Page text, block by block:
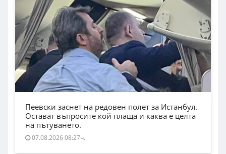
Пеевски заснет на редовен полет за Истанбул.
Остават въпросите кой плаща и каква е целта
на пътуването.
07.08.2026 08:27ч.